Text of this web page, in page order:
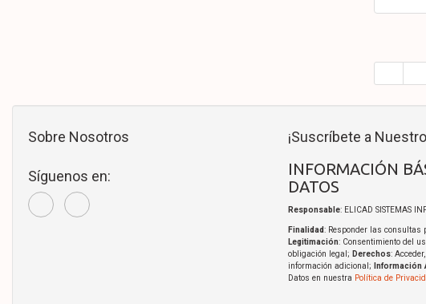
Sobre Nosotros
Síguenos en:
¡Suscríbete a
INFORMACIÓN
DATOS
Responsable: ELICAD SISTEMAS
Finalidad: Responder las
Legitimación: Consentimiento del
obligación legal; Derechos:
información adicional;
Información
Datos en nuestra Política de